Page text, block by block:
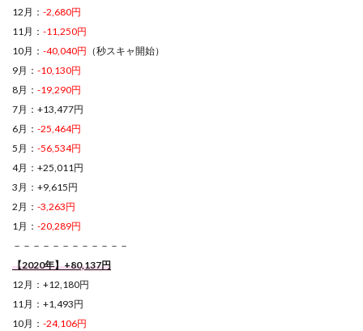
12月： -2,680円
11月： -11,250円
10月： -40,040円 （秒スキャ開始）
9月： -10,130円
8月： -19,290円
7月：+13,477円
6月： -25,464円
5月： -56,534円
4月：+25,011円
3月：+9,615円
2月： -3,263円
1月： -20,289円
－－－－－－－－－－－－
【2020年】+80,137円
12月：+12,180円
11月：+1,493円
10月： -24,106円